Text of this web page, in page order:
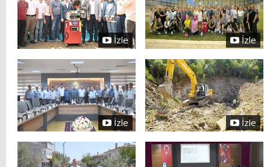
İzle İzle
İzle İzle